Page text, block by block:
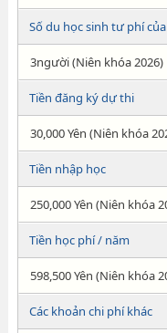
Số du học sinh tư phí
3người (Niên khóa 2026)
Tiền đăng ký dự thi
30,000 Yên (Niên khóa
Tiền nhập học
250,000 Yên (Niên khóa
Tiền học phí / năm
598,500 Yên (Niên khóa
Các khoản chi phí khác